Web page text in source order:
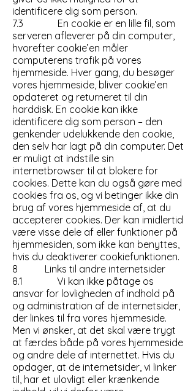
identificere dig som person.
7.3 En cookie er en lille fil, som
serveren afleverer på din computer,
hvorefter cookie’en måler
computerens trafik på vores
hjemmeside. Hver gang, du besøger
vores hjemmeside, bliver cookie’en
opdateret og returneret til din
harddisk. En cookie kan ikke
identificere dig som person – den
genkender udelukkende den cookie,
den selv har lagt på din computer. Det
er muligt at indstille sin
internetbrowser til at blokere for
cookies. Dette kan du også gøre med
cookies fra os, og vi betinger ikke din
brug af vores hjemmeside af, at du
accepterer cookies. Der kan imidlertid
være visse dele af eller funktioner på
hjemmesiden, som ikke kan benyttes,
hvis du deaktiverer cookiefunktionen.
8 Links til andre internetsider
8.1 Vi kan ikke påtage os
ansvar for lovligheden af indhold på
og administration af de internetsider,
der linkes til fra vores hjemmeside.
Men vi ønsker, at det skal være trygt
at færdes både på vores hjemmeside
og andre dele af internettet. Hvis du
opdager, at de internetsider, vi linker
til, har et ulovligt eller krænkende